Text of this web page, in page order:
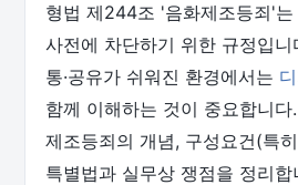
형법 제244조 '음화제조등죄'
사전에 차단하기 위한 규정입
통·공유가 쉬워진 환경에서는
함께 이해하는 것이 중요합니
제조등죄의 개념, 구성요건(특
특별법과 실무상 쟁점을 정리합